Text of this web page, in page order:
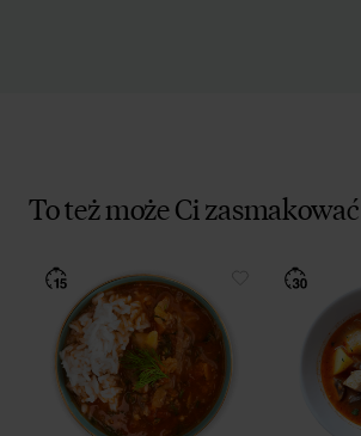
To też może Ci zasmakować